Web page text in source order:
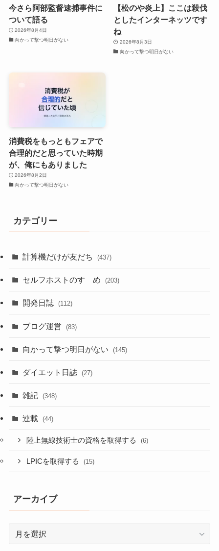
今さら阿部監督逮捕事件に
ついて語る
2026年8月4日
向かって撃つ明日がない
【松のや炎上】ここは殺伐
としたインターネッツです
ね
2026年8月3日
向かって撃つ明日がない
消費税をもっともフェアで
合理的だと思っていた時期
が、俺にもありました
2026年8月2日
向かって撃つ明日がない
カテゴリー
計算機だけが友だち (437)
セルフホストのすゝめ (203)
開発日誌 (112)
ブログ運営 (83)
向かって撃つ明日がない (145)
ダイエット日誌 (27)
雑記 (348)
連載 (44)
陸上無線技術士の資格を取得する (6)
LPICを取得する (15)
アーカイブ